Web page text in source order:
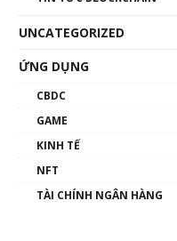
UNCATEGORIZED
ỨNG DỤNG
CBDC
GAME
KINH TẾ
NFT
TÀI CHÍNH NGÂN HÀNG